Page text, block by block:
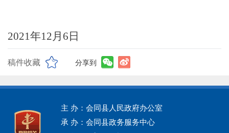
2021年12 月 6 日
稿件收藏 分享到
主 办：会同县人民政府办公室
承 办：会同县政务服务中心